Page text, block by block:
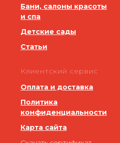
Бани, салоны красоты
и спа
Детские сады
Статьи
Клиентский сервис
Оплата и доставка
Политика
конфиденциальности
Карта сайта